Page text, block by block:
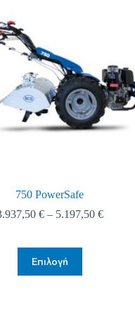
750 PowerSafe
€ – 5.197,50 €Price
Επιλογή
το
προϊόν